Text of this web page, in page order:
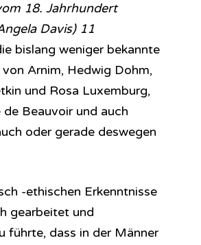
18. Jahrhundert
Davis) 11
bislang weniger bekannte
Arnim, Hedwig Dohm,
und Rosa Luxemburg,
Beauvoir und auch
oder gerade deswegen
-ethischen Erkenntnisse
gearbeitet und
führte, dass in der Männer